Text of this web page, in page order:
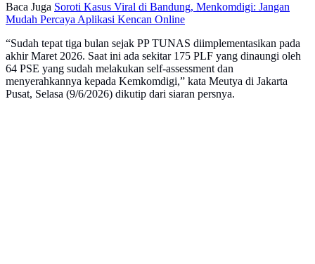
Baca Juga Soroti Kasus Viral di Bandung, Menkomdigi: Jangan
Mudah Percaya Aplikasi Kencan Online
“Sudah tepat tiga bulan sejak PP TUNAS diimplementasikan pada
akhir Maret 2026. Saat ini ada sekitar 175 PLF yang dinaungi oleh
64 PSE yang sudah melakukan self-assessment dan
menyerahkannya kepada Kemkomdigi,” kata Meutya di Jakarta
Pusat, Selasa (9/6/2026) dikutip dari siaran persnya.